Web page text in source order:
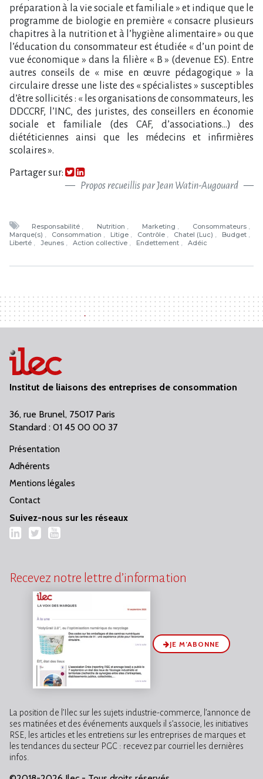
Partager sur:
Propos recueillis par Jean Watin-Augouard
Responsabilité Nutrition Marketing
Consommateurs
Marque(s)
Consommation Litige Contrôle Chatel (Luc)
Budget
Liberté
Jeunes Action collective Endettement Adéic
Institut de liaisons des entreprises de consommation
36, rue Brunel, 75017 Paris
Standard : 01 45 00 00 37
Présentation
Adhérents
Mentions légales
Contact
Suivez-nous sur les réseaux
LinkedIn
TwitterYouTube
Recevez notre lettre d’information
JE M’ABONNE
La position de l’Ilec sur les sujets industrie-commerce, l’annonce de
ses matinées et des événements auxquels il s’associe, les initiatives
RSE, les articles et les entretiens sur les entreprises de marques et
les tendances du secteur PGC : recevez par courriel les dernières
infos.